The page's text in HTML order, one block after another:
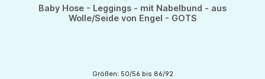
Baby Hose - Leggings - mit Nabelbund - aus
Wolle/Seide von Engel - GOTS
Größen: 50/56 bis 86/92